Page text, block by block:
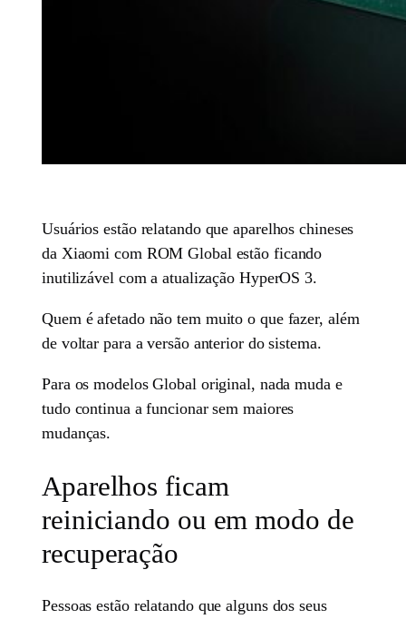
Usuários estão relatando que aparelhos chineses
da Xiaomi com ROM Global estão ficando
inutilizável com a atualização HyperOS 3.
Quem é afetado não tem muito o que fazer, além
de voltar para a versão anterior do sistema.
Para os modelos Global original, nada muda e
tudo continua a funcionar sem maiores
mudanças.
Aparelhos ficam
reiniciando ou em modo de
recuperação
Pessoas estão relatando que alguns dos seus